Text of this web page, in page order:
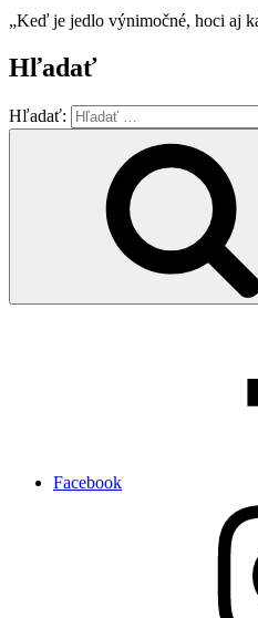
„Keď je jedlo výnimočné, hoci aj
Hľadať
Hľadať:
Facebook